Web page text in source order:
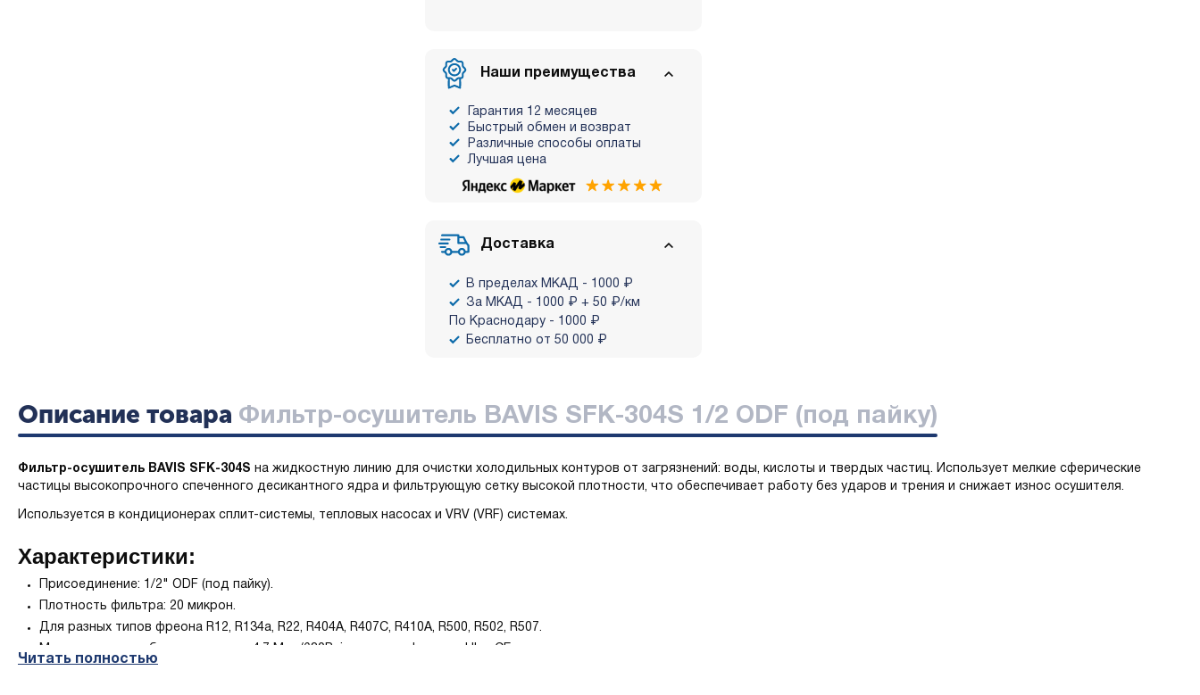
Наши преимущества
Гарантия 12 месяцев
Быстрый обмен и возврат
Различные способы оплаты
Лучшая цена
Доставка
В пределах МКАД - 1000 ₽
За МКАД - 1000 ₽ + 50 ₽/км
По Краснодару - 1000 ₽
Бесплатно от 50 000 ₽
Описание товара Фильтр-осушитель BAVIS SFK-304S 1/2 ODF (под пайку)
Фильтр-осушитель BAVIS SFK-304S на жидкостную линию для очистки холодильных контуров от загрязнений: воды, кислоты и твердых частиц. Использует мелкие сферические
частицы высокопрочного спеченного десикантного ядра и фильтрующую сетку высокой плотности, что обеспечивает работу без ударов и трения и снижает износ осушителя.
Используется в кондиционерах сплит-системы, тепловых насосах и VRV (VRF) системах.
Характеристики:
Присоединение: 1/2" ODF (под пайку).
Плотность фильтра: 20 микрон.
Для разных типов фреона R12, R134a, R22, R404A, R407C, R410A, R500, R502, R507.
Максимальное рабочее давление 4.7 Mpa/680Psig по сертификации UL и CE.
Читать полностью